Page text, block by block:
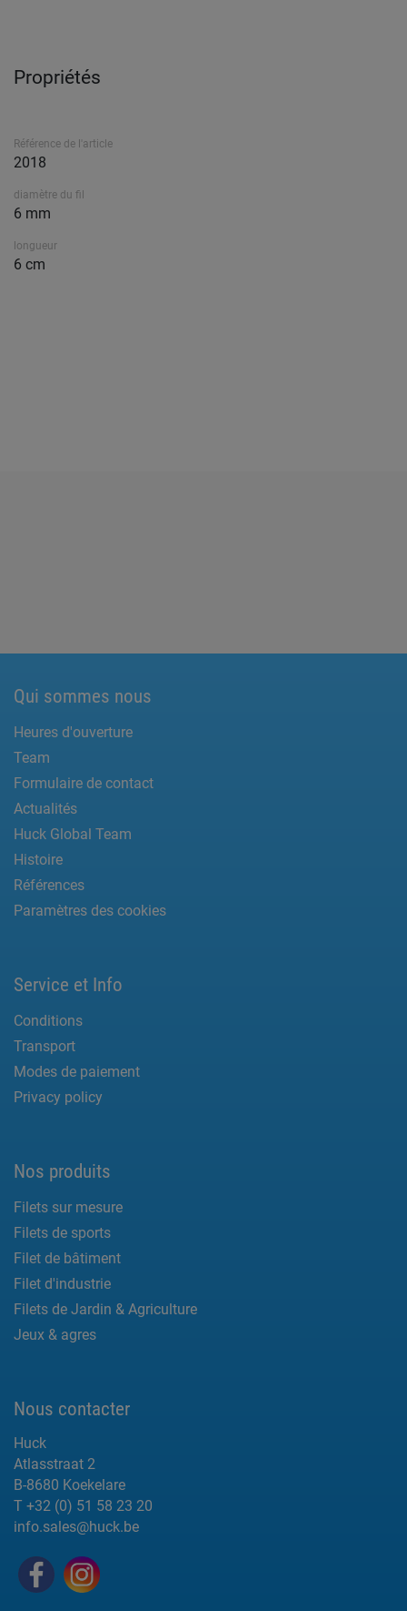
Propriétés
Référence de l'article
2018
diamètre du fil
6 mm
longueur
6 cm
Qui sommes nous
Heures d'ouverture
Team
Formulaire de contact
Actualités
Huck Global Team
Histoire
Références
Paramètres des cookies
Service et Info
Conditions
Transport
Modes de paiement
Privacy policy
Nos produits
Filets sur mesure
Filets de sports
Filet de bâtiment
Filet d'industrie
Filets de Jardin & Agriculture
Jeux & agres
Nous contacter
Huck
Atlasstraat 2
B-8680 Koekelare
T +32 (0) 51 58 23 20
info.sales@huck.be